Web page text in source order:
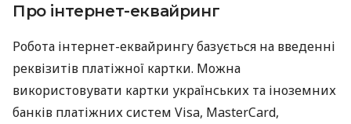
Про інтернет-еквайринг
Робота інтернет-еквайрингу базується на введенні
реквізитів платіжної картки. Можна
використовувати картки українських та іноземних
банків платіжних систем Visa, MasterCard,